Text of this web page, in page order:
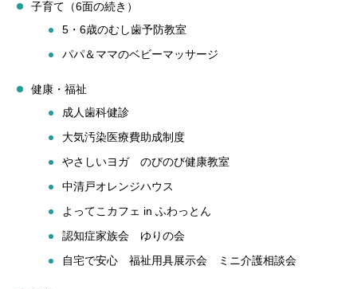
子育て（6面の続き）
5・6歳のむし歯予防教室
パパ＆ママのベビーマッサージ
健康・福祉
成人歯科健診
大気汚染医療費助成制度
やさしいヨガ のびのび健康教室
中清戸オレンジハウス
よってこカフェ in ふわっとん
認知症家族会 ゆりの会
自宅で安心 福祉用具展示会 ミニ介護相談会